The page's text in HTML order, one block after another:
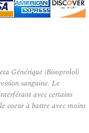
Générique (Bisoprolol)
sanguine. Le
avec certains
coeur à battre avec moins